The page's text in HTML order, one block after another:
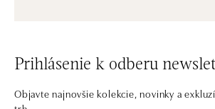
Prihlásenie k odberu
Objavte najnovšie kolekcie, novinky a